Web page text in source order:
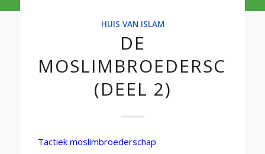
HUIS VAN ISLAM
DE
MOSLIMBROEDERSCHAP
(DEEL 2)
Tactiek moslimbroederschap